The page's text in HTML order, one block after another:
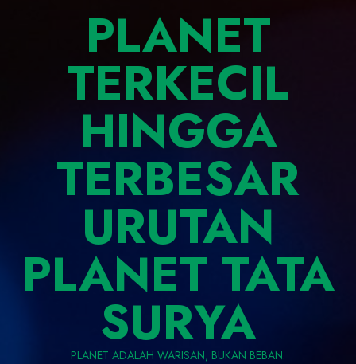
PLANET
TERKECIL
HINGGA
TERBESAR
URUTAN
PLANET TATA
SURYA
PLANET ADALAH WARISAN, BUKAN BEBAN.